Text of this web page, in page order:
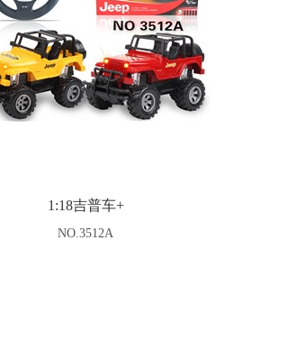
1:18吉普车+
NO.3512A